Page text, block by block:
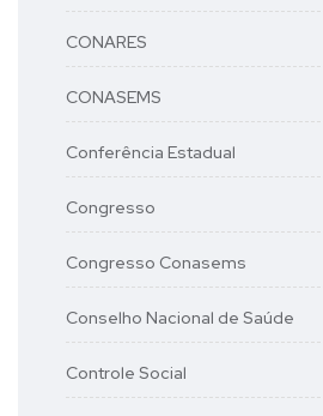
CONARES
CONASEMS
Conferência Estadual
Congresso
Congresso Conasems
Conselho Nacional de Saúde
Controle Social